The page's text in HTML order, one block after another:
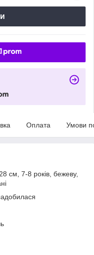
Оплата Умови
см, 7-8 років, бежеву,